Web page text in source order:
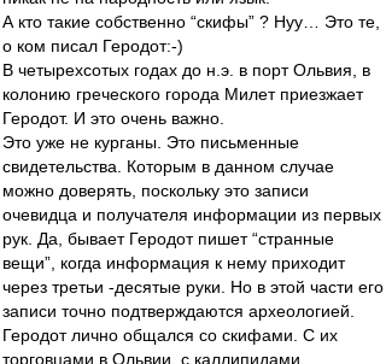
А кто такие собственно “скифы” ? Нуу… Это те,
о ком писал Геродот:-)
В четырехсотых годах до н.э. в порт Ольвия, в
колонию греческого города Милет приезжает
Геродот. И это очень важно.
Это уже не курганы. Это письменные
свидетельства. Которым в данном случае
можно доверять, поскольку это записи
очевидца и получателя информации из первых
рук. Да, бывает Геродот пишет “странные
вещи”, когда информация к нему приходит
через третьи -десятые руки. Но в этой части его
записи точно подтверждаются археологией.
Геродот лично общался со скифами. С их
торговцами в Ольвии, с каллипидами.